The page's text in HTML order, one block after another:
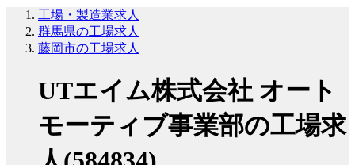
工場・製造業求人
群馬県の工場求人
藤岡市の工場求人
UTエイム株式会社 オート
モーティブ事業部の工場求